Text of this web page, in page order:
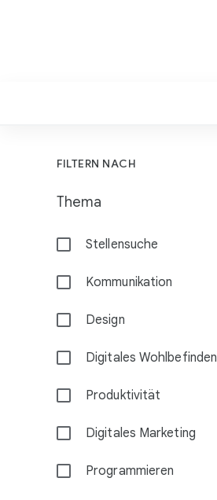
F
l
e
FILTERN NACH
Thema
Stellensuche
Kommunikation
Design
Digitales Wohlbefinden
Produktivität
Digitales Marketing
Programmieren